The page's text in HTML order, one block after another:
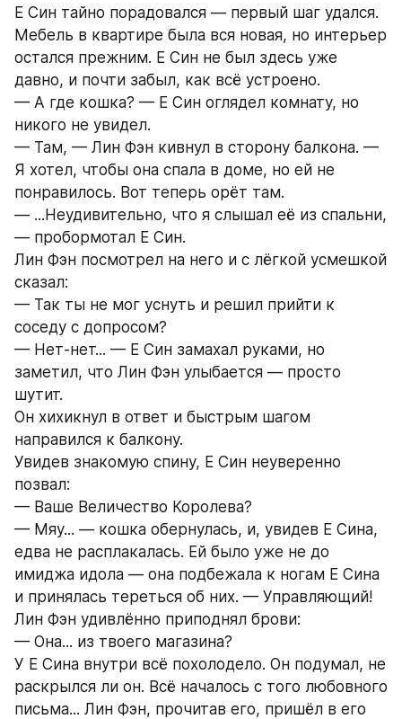
Е Син тайно порадовался — первый шаг удался.
Мебель в квартире была вся новая, но интерьер
остался прежним. Е Син не был здесь уже
давно, и почти забыл, как всё устроено.
— А где кошка? — Е Син оглядел комнату, но
никого не увидел.
— Там, — Лин Фэн кивнул в сторону балкона. —
Я хотел, чтобы она спала в доме, но ей не
понравилось. Вот теперь орёт там.
— ...Неудивительно, что я слышал её из спальни,
— пробормотал Е Син.
Лин Фэн посмотрел на него и с лёгкой усмешкой
сказал:
— Так ты не мог уснуть и решил прийти к
соседу с допросом?
— Нет-нет... — Е Син замахал руками, но
заметил, что Лин Фэн улыбается — просто
шутит.
Он хихикнул в ответ и быстрым шагом
направился к балкону.
Увидев знакомую спину, Е Син неуверенно
позвал:
— Ваше Величество Королева?
— Мяу... — кошка обернулась, и, увидев Е Сина,
едва не расплакалась. Ей было уже не до
имиджа идола — она подбежала к ногам Е Сина
и принялась тереться об них. — Управляющий!
Лин Фэн удивлённо приподнял брови:
— Она... из твоего магазина?
У Е Сина внутри всё похолодело. Он подумал, не
раскрылся ли он. Всё началось с того любовного
письма... Лин Фэн, прочитав его, пришёл в его